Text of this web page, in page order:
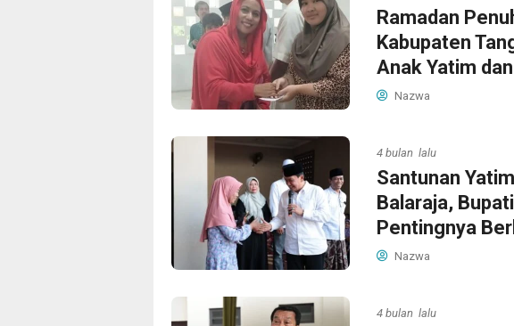
Ramadan
Kabupaten
Anak Yatim
Nazwa
4 bulan lalu
Santunan
Balaraja,
Pentingnya
Nazwa
4 bulan lalu